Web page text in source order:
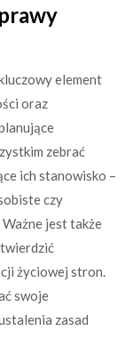
element
oraz
zebrać
ich stanowisko –
czy
jest także
życiowej stron.
swoje
zasad